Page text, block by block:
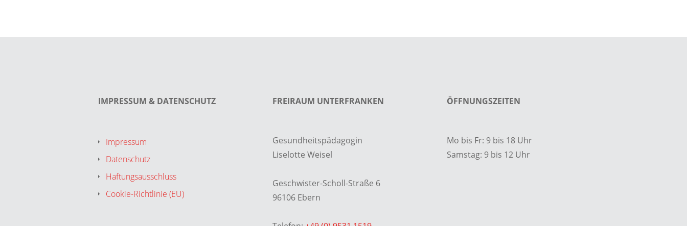
IMPRESSUM & DATENSCHUTZ
Impressum
Datenschutz
Haftungsausschluss
Cookie-Richtlinie (EU)
FREIRAUM UNTERFRANKEN
Gesundheitspädagogin
Liselotte Weisel
Geschwister-Scholl-Straße 6
96106 Ebern
ÖFFNUNGSZEITEN
Mo bis Fr: 9 bis 18 Uhr
Samstag: 9 bis 12 Uhr